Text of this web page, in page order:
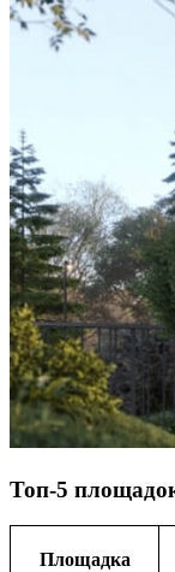
Топ-5
Площадка